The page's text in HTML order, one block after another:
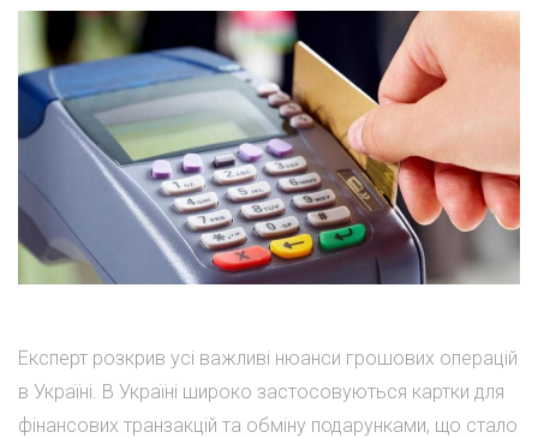
Експерт розкрив усі важливі нюанси грошових операцій
в Україні. В Україні широко застосовуються картки для
фінансових транзакцій та обміну подарунками, що стало